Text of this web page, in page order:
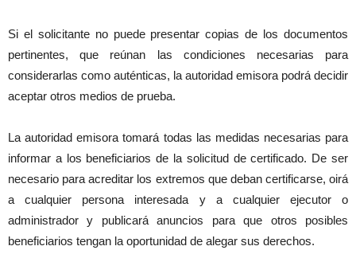
Si el solicitante no puede presentar copias de los documentos
pertinentes, que reúnan las condiciones necesarias para
considerarlas como auténticas, la autoridad emisora podrá decidir
aceptar otros medios de prueba.
La autoridad emisora tomará todas las medidas necesarias para
informar a los beneficiarios de la solicitud de certificado. De ser
necesario para acreditar los extremos que deban certificarse, oirá
a cualquier persona interesada y a cualquier ejecutor o
administrador y publicará anuncios para que otros posibles
beneficiarios tengan la oportunidad de alegar sus derechos.